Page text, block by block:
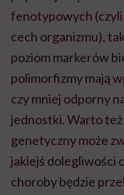
fenotypowych
cech organizmu),
poziom markerów
polimorfizmy mają
czy mniej odporny
jednostki. Warto
genetyczny może
jakiejś dolegliwości
choroby będzie